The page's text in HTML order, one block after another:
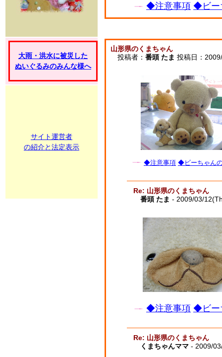
大雨・洪水に被災した
ぬいぐるみのみんな様へ
サイト運営者
の紹介と法定表示
◆注意事項 ◆ビー
山形県のくまちゃん
投稿者： 番頭 たま 投稿日：
◆注意事項 ◆ビーちゃん
Re: 山形県のくまちゃん
番頭 たま - 2009/03/
◆注意事項 ◆ビー
Re: 山形県のくまちゃん
くまちゃんママ - 2009/